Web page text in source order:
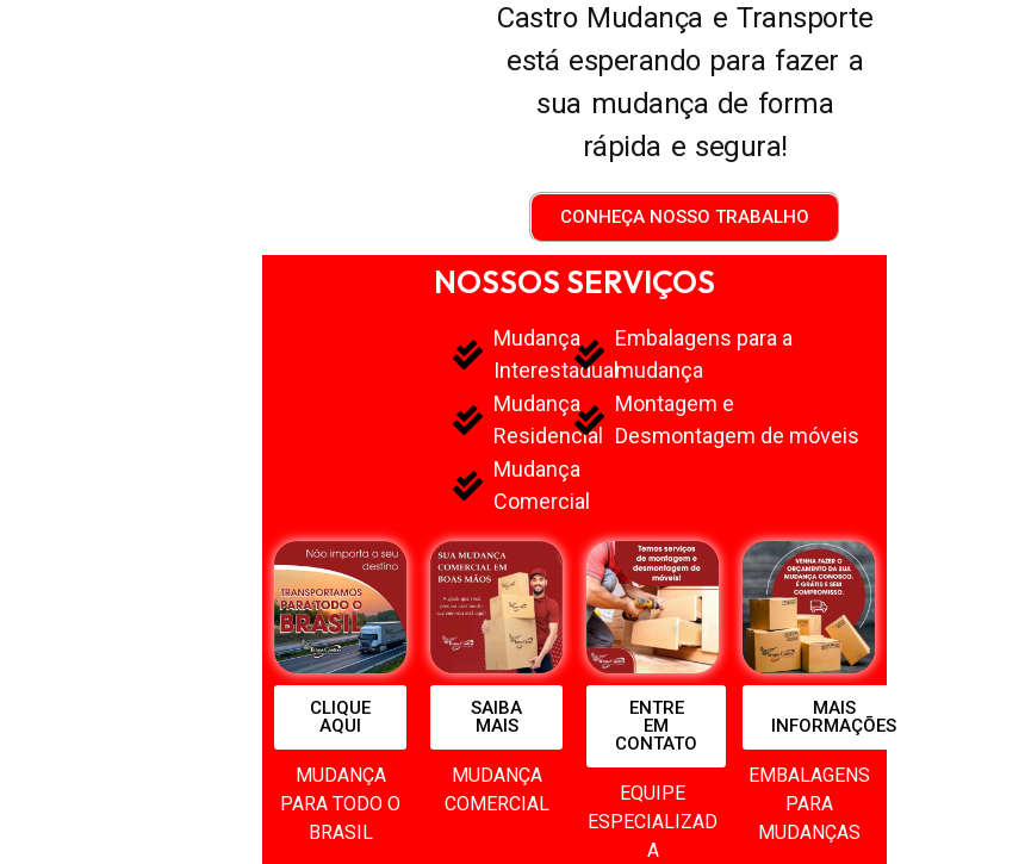
Castro Mudança e Transporte
está esperando para fazer a
sua mudança de forma
rápida e segura!
CONHEÇA NOSSO TRABALHO
NOSSOS SERVIÇOS
Mudança
Interestadual
Mudança
Residencial
Mudança
Comercial
Embalagens para a
mudança
Montagem e
Desmontagem de móveis
CLIQUE
AQUI
MUDANÇA
PARA TODO O
BRASIL
SAIBA
MAIS
MUDANÇA
COMERCIAL
ENTRE
EM
CONTATO
EQUIPE
ESPECIALIZAD
A
MAIS
INFORMAÇÕES
EMBALAGENS
PARA
MUDANÇAS